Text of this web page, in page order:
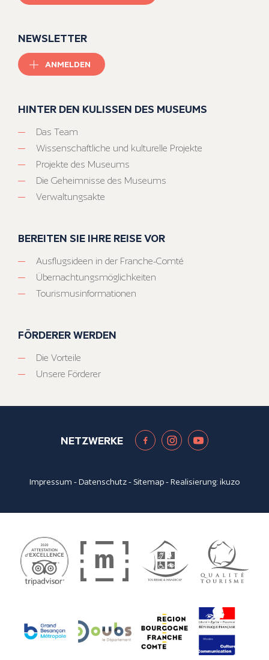
NEWSLETTER
ANMELDEN
HINTER DEN KULISSEN DES MUSEUMS
Das Team
Wissenschaftliche und kulturelle Projekte
Projekte des Museums
Die Geheimnisse des Museums
Verwaltungsakte
BEREITEN SIE IHRE REISE VOR
Ausflugsideen in der Franche-Comté
Übernachtungsmöglichkeiten
Tourismusinformationen
FÖRDERER WERDEN
Die Vorteile
Unsere Förderer
NETZWERKE
Impressum -Datenschutz- Sitemap- Realisierung:ikuzo